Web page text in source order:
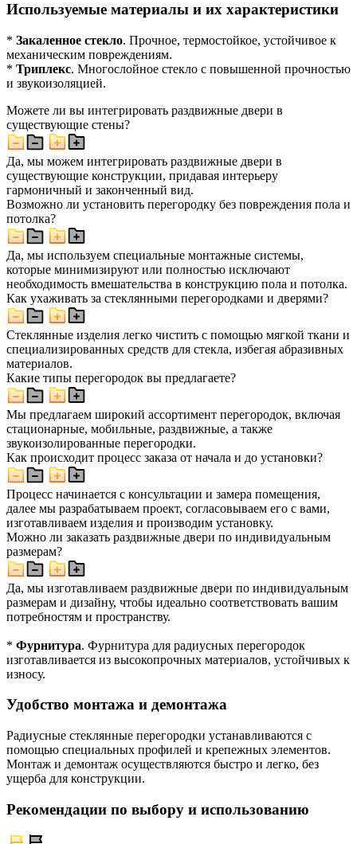
Используемые материалы и их характеристики
* Закаленное стекло. Прочное, термостойкое, устойчивое к
механическим повреждениям.
* Триплекс. Многослойное стекло с повышенной прочностью
и звукоизоляцией.
Можете ли вы интегрировать раздвижные двери в
существующие стены?
Да, мы можем интегрировать раздвижные двери в
существующие конструкции, придавая интерьеру
гармоничный и законченный вид.
Возможно ли установить перегородку без повреждения пола и
потолка?
Да, мы используем специальные монтажные системы,
которые минимизируют или полностью исключают
необходимость вмешательства в конструкцию пола и потолка.
Как ухаживать за стеклянными перегородками и дверями?
Стеклянные изделия легко чистить с помощью мягкой ткани и
специализированных средств для стекла, избегая абразивных
материалов.
Какие типы перегородок вы предлагаете?
Мы предлагаем широкий ассортимент перегородок, включая
стационарные, мобильные, раздвижные, а также
звукоизолированные перегородки.
Как происходит процесс заказа от начала и до установки?
Процесс начинается с консультации и замера помещения,
далее мы разрабатываем проект, согласовываем его с вами,
изготавливаем изделия и производим установку.
Можно ли заказать раздвижные двери по индивидуальным
размерам?
Да, мы изготавливаем раздвижные двери по индивидуальным
размерам и дизайну, чтобы идеально соответствовать вашим
потребностям и пространству.
* Фурнитура. Фурнитура для радиусных перегородок
изготавливается из высокопрочных материалов, устойчивых к
износу.
Удобство монтажа и демонтажа
Радиусные стеклянные перегородки устанавливаются с
помощью специальных профилей и крепежных элементов.
Монтаж и демонтаж осуществляются быстро и легко, без
ущерба для конструкции.
Рекомендации по выбору и использованию